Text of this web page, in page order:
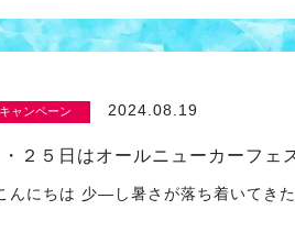
ャンペーン 2024.08.19
２５日はオールニューカーフェ
んにちは 少―し暑さが落ち着いてき